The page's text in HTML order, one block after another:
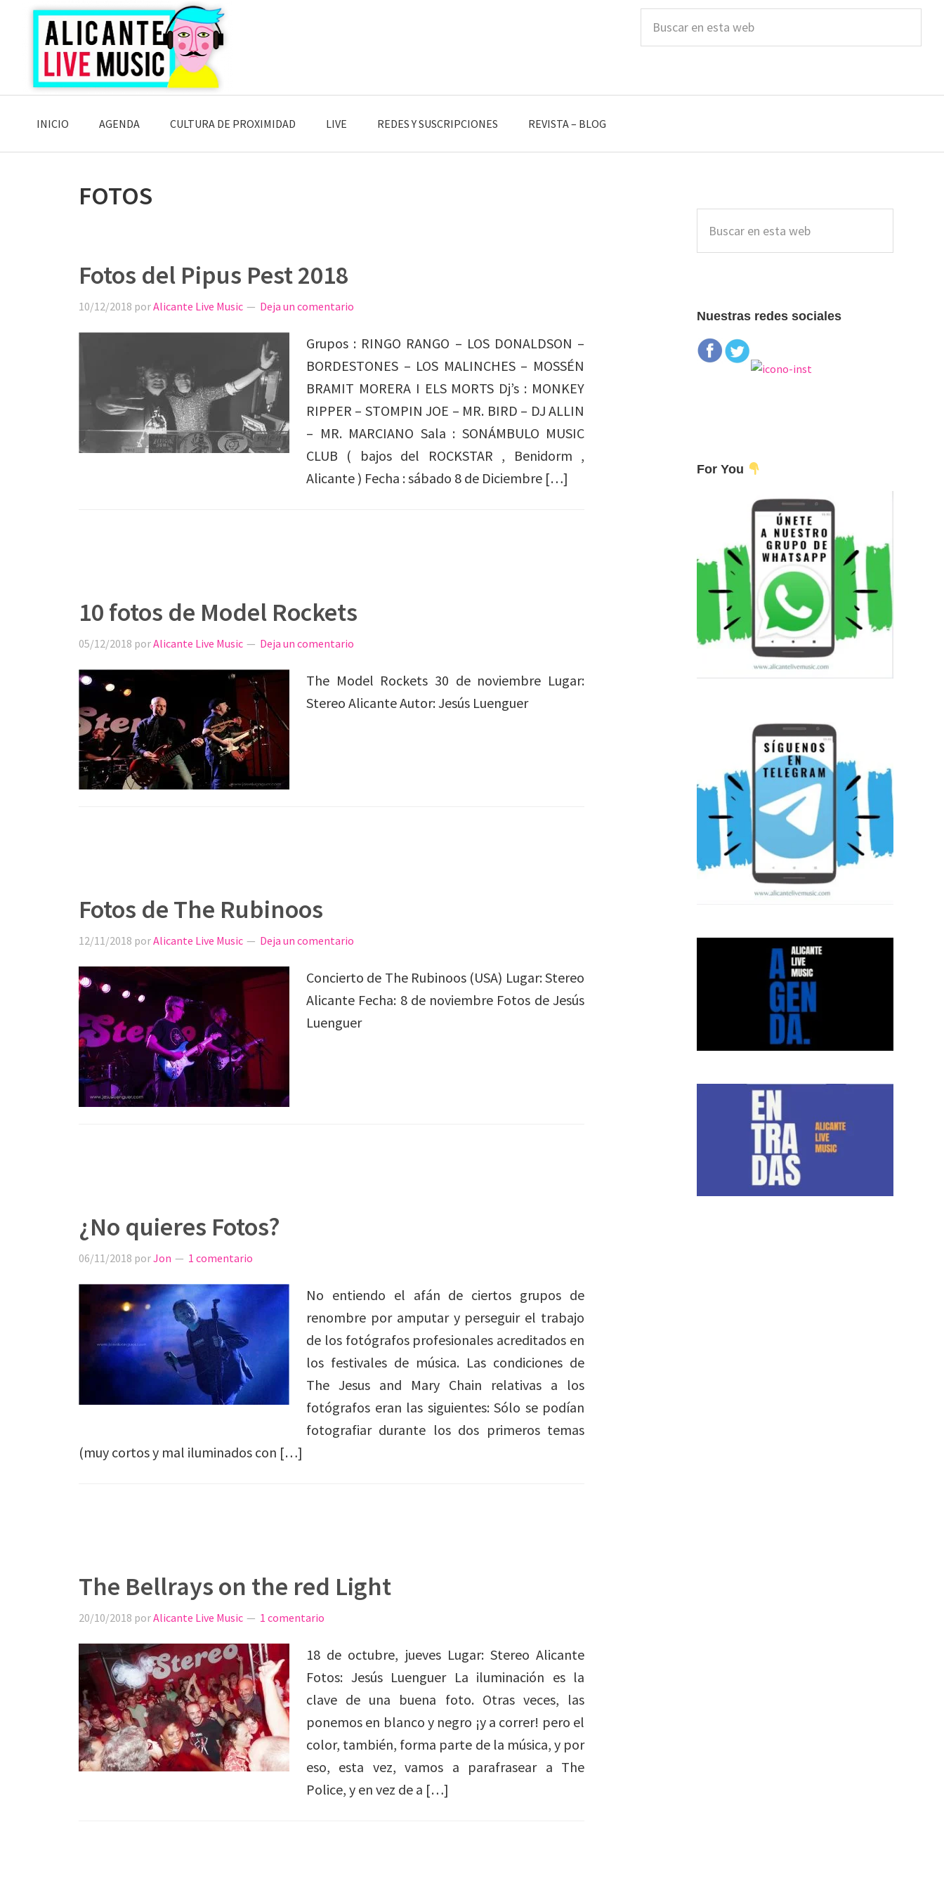
Saltar
navegación
principal
Saltar
contenido
principal
Saltar
lateral
principal
esta
INICIO AGENDA CULTURA DE PROXIMIDAD LIVE REDES Y SUSCRIPCIONES REVISTA – BLOG
FOTOS
Fotos del Pipus Pest 2018
10/12/2018 porAlicante Live Music Deja un comentario
Grupos : RINGO RANGO – LOS DONALDSON –
BORDESTONES – LOS MALINCHES – MOSSÉN
BRAMIT MORERA I ELS MORTS Dj’s : MONKEY
RIPPER – STOMPIN JOE – MR. BIRD – DJ ALLIN
– MR. MARCIANO Sala : SONÁMBULO MUSIC
CLUB ( bajos del ROCKSTAR , Benidorm ,
Alicante ) Fecha : sábado 8 de Diciembre […]
10 fotos de Model Rockets
05/12/2018 porAlicante Live Music Deja un comentario
The Model Rockets 30 de noviembre Lugar:
Stereo Alicante Autor: Jesús Luenguer
Fotos de The Rubinoos
12/11/2018 porAlicante Live Music Deja un comentario
Concierto de The Rubinoos (USA) Lugar: Stereo
Alicante Fecha: 8 de noviembre Fotos de Jesús
Luenguer
¿No quieres Fotos?
06/11/2018 porJon 1 comentario
No entiendo el afán de ciertos grupos de
renombre por amputar y perseguir el trabajo
de los fotógrafos profesionales acreditados en
los festivales de música. Las condiciones de
The Jesus and Mary Chain relativas a los
fotógrafos eran las siguientes: Sólo se podían
fotografiar durante los dos primeros temas
(muy cortos y mal iluminados con […]
The Bellrays on the red Light
20/10/2018 porAlicante Live Music 1 comentario
18 de octubre, jueves Lugar: Stereo Alicante
Fotos: Jesús Luenguer La iluminación es la
clave de una buena foto. Otras veces, las
ponemos en blanco y negro ¡y a correr! pero el
color, también, forma parte de la música, y por
eso, esta vez, vamos a parafrasear a The
Police, y en vez de a […]
lateral
principal
esta
Nuestras redes sociales
For You